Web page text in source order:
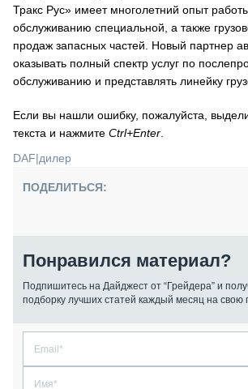
Тракс Рус» имеет многолетний опыт
обслуживанию специальной, а также
продаж запасных частей. Новый партнер
оказывать полный спектр услуг по
обслуживанию и представлять линейку
Если вы нашли ошибку, пожалуйста,
текста и нажмите Ctrl+Enter
DAF|дилер
ПОДЕЛИТЬСЯ:
Понравился материал?
Подпишитесь на Дайджест от “Грейдера” и
подборку лучших статей каждый месяц на свою